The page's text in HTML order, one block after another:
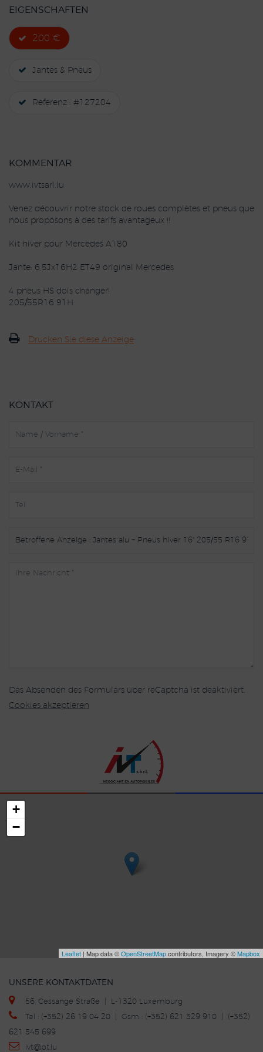
EIGENSCHAFTEN
200 €
Jantes & Pneus
Referenz : #127204
KOMMENTAR
www.ivtsarl.lu
Venez découvrir notre stock de roues complètes et pneus que
nous proposons à des tarifs avantageux !!
Kit hiver pour Mercedes A180
Jante: 6,5Jx16H2 ET49 original Mercedes
4 pneus HS dois changer!
205/55R16 91H
Drucken Sie diese Anzeige
KONTAKT
Das Absenden des Formulars über reCaptcha ist deaktiviert.
Cookies akzeptieren
+
−
Leaflet | Map data ©OpenStreetMapcontributors, Imagery ©Mapbox
UNSERE KONTAKTDATEN
56, Cessange Straße | L-1320 Luxemburg
Tel : (+352) 26 19 04 20 | Gsm : (+352) 621 329 910 | (+352)
621 545 699
ivt@pt.lu